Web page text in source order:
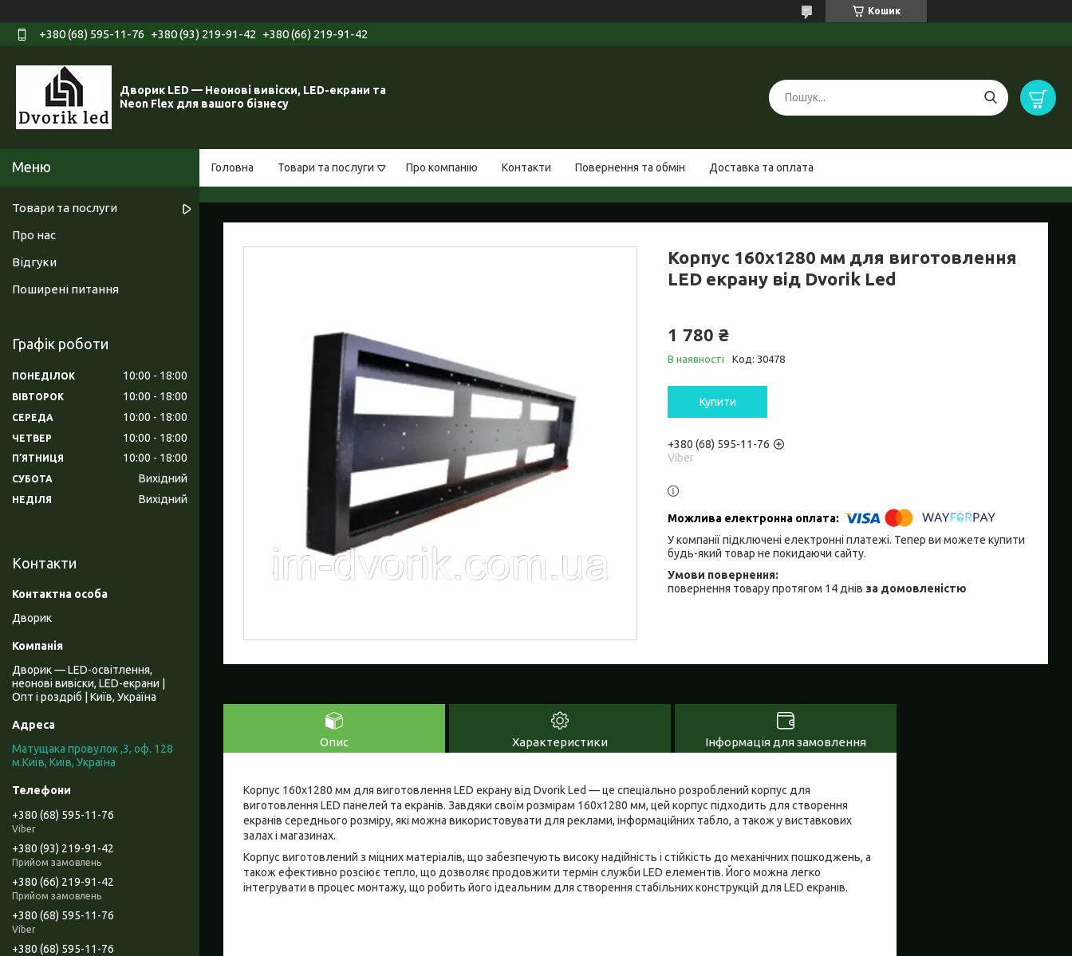
Кошик
+380 (68) 595-11-76 +380 (93) 219-91-42 +380 (66) 219-91-42
Дворик LED — Неонові вивіски, LED-екрани та
Neon Flex для вашого бізнесу
Головна Товари та послуги Про компанію Контакти Повернення та обмін Доставка та оплата
Корпус 160x1280 мм для виготовлення
LED екрану від Dvorik Led
1 780 ₴
В наявності Код: 30478
Купити
+380 (68) 595-11-76
Viber
У компанії підключені електронні платежі. Тепер ви можете купити
будь-який товар не покидаючи сайту.
повернення товару протягом 14 днів за домовленістю
Опис Характеристики Інформація для замовлення
Корпус 160x1280 мм для виготовлення LED екрану від Dvorik Led — це спеціально розроблений корпус для
виготовлення LED панелей та екранів. Завдяки своїм розмірам 160x1280 мм, цей корпус підходить для створення
екранів середнього розміру, які можна використовувати для реклами, інформаційних табло, а також у виставкових
залах і магазинах.
Корпус виготовлений з міцних матеріалів, що забезпечують високу надійність і стійкість до механічних пошкоджень, а
також ефективно розсіює тепло, що дозволяє продовжити термін служби LED елементів. Його можна легко
інтегрувати в процес монтажу, що робить його ідеальним для створення стабільних конструкцій для LED екранів.
Товари та послуги
Про нас
Відгуки
Поширені питання
Графік роботи
ПОНЕДІЛОК 10:00 18:00
ВІВТОРОК 10:00 18:00
СЕРЕДА 10:00 18:00
ЧЕТВЕР 10:00 18:00
ПʼЯТНИЦЯ 10:00 18:00
СУБОТА Вихідний
НЕДІЛЯ Вихідний
Контакти
Дворик
Дворик — LED-освітлення,
неонові вивіски, LED-екрани |
Опт і роздріб | Київ, Україна
Матущака провулок ,3, оф. 128
м.Київ, Київ, Україна
+380 (68) 595-11-76
Viber
+380 (93) 219-91-42
Прийом замовлень
+380 (66) 219-91-42
Прийом замовлень
+380 (68) 595-11-76
Viber
+380 (68) 595-11-76